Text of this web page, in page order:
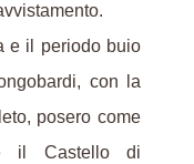
e il periodo buio
con la
posero come
il Castello di